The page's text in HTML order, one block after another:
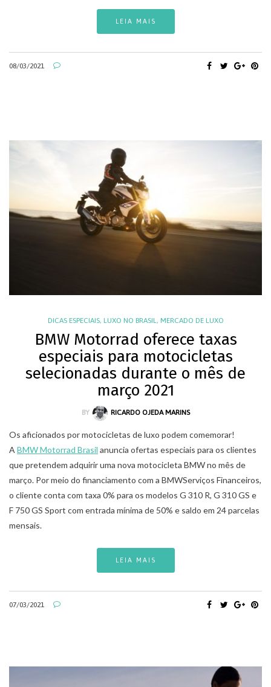
LEIA MAIS
08/03/2021
DICAS ESPECIAIS, LUXO NO BRASIL, MERCADO DE LUXO
BMW Motorrad oferece taxas
especiais para motocicletas
selecionadas durante o mês de
março 2021
BY RICARDO OJEDA MARINS
Os aficionados por motocicletas de luxo podem comemorar!
A BMW Motorrad Brasil anuncia ofertas especiais para os clientes
que pretendem adquirir uma nova motocicleta BMW no mês de
março. Por meio do financiamento com a BMWServiços Financeiros,
o cliente conta com taxa 0% para os modelos G 310 R, G 310 GS e
F 750 GS Sport com entrada mínima de 50% e saldo em 24 parcelas
mensais.
LEIA MAIS
07/03/2021